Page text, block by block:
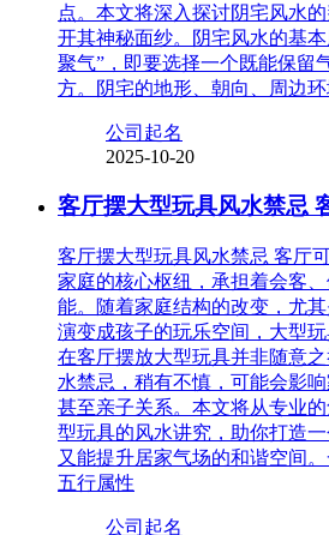
点。本文将深入探讨阴宅风水
开其神秘面纱。阴宅风水的基
聚气”，即要选择一个既能保留
方。阴宅的地形、朝向、周边
公司起名
2025-10-20
客厅摆大型玩具风水禁忌
客厅摆大型玩具风水禁忌 客厅
家庭的核心枢纽，承担着会客
能。随着家庭结构的改变，尤
演变成孩子的玩乐空间，大型玩
在客厅摆放大型玩具并非随意
水禁忌，稍有不慎，可能会影
甚至亲子关系。本文将从专业
型玩具的风水讲究，助你打造
又能提升居家气场的和谐空间
五行属性
公司起名